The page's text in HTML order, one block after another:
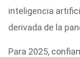
inteligencia
derivada de la
Para 2025,